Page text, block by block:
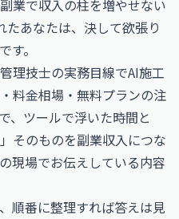
業で収入の柱を増やせない
あなたは、決して欲張り
す。
理技士の実務目線でAI施工
料金相場・無料プランの注
、ツールで浮いた時間と
そのものを副業収入につな
現場でお伝えしている内容
順番に整理すれば答えは見